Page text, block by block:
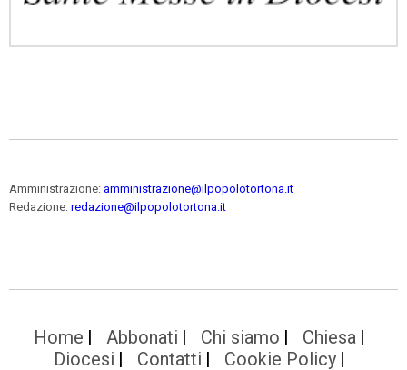
Amministrazione: amministrazione@ilpopolotortona.it
Redazione: redazione@ilpopolotortona.it
Home Abbonati Chi siamo
Chiesa
Diocesi
Contatti Cookie Policy